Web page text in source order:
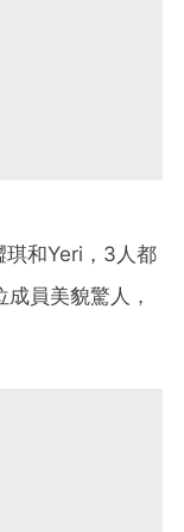
和Yeri，3人都
員美貌驚人，